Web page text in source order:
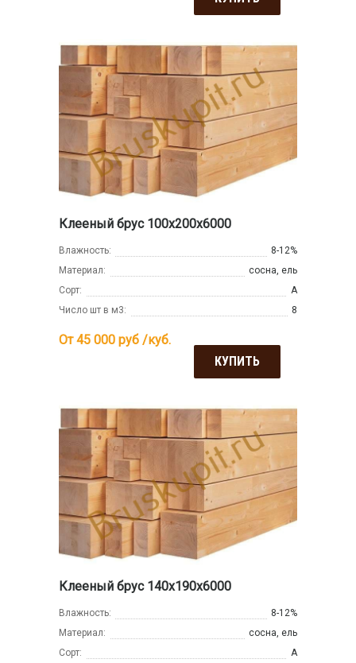
Клееный брус 100х200х6000
Влажность:
8-12%
Материал:
сосна, ель
Сорт:
А
Число шт в м3:
8
От 45 000 руб /куб.
КУПИТЬ
Клееный брус 140х190х6000
Влажность:
8-12%
Материал:
сосна, ель
Сорт:
А